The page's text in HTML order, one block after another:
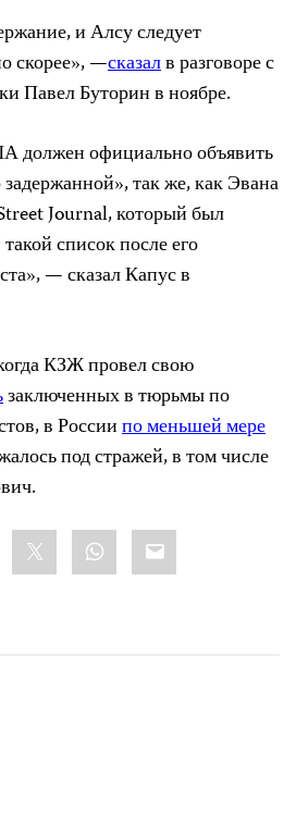
и Алсу следует
скорее», —сказалв разговоре с
Павел Буторин в ноябре.
должен официально объявить
так же, как Эвана
Journal, который был
список после его
— сказал Капус в
КЗЖ провел свою
заключенных в тюрьмы по
в Россиипо меньшей мере
под стражей, в том числе
WhatsApp
Email